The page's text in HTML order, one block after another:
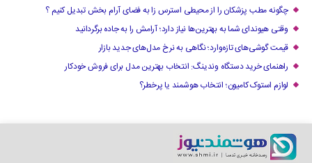
چگونه مطب پزشکان را از محیطی استرس زا به فضای آرام بخش تبدیل کنیم ؟
وقتی هیوندای شما به بهترین‌ها نیاز دارد؛ آرامش را به جاده برگردانید
قیمت گوشی‌های تازه‌وارد؛ نگاهی به نرخ مدل‌های جدید بازار
راهنمای خرید دستگاه وندینگ: انتخاب بهترین مدل برای فروش خودکار
لوازم استوک کامیون؛ انتخاب هوشمند یا پرخطر؟